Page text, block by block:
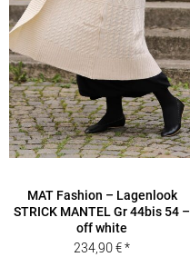
MAT Fashion – Lagenlook
STRICK MANTEL Gr 44bis 54 –
off white
234,90€